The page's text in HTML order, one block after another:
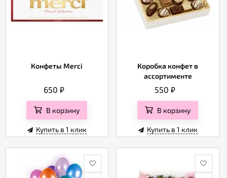
Конфеты Merci
650 ₽
В корзину
Купить в 1 клик
Коробка конфет в
ассортименте
550 ₽
В корзину
Купить в 1 клик